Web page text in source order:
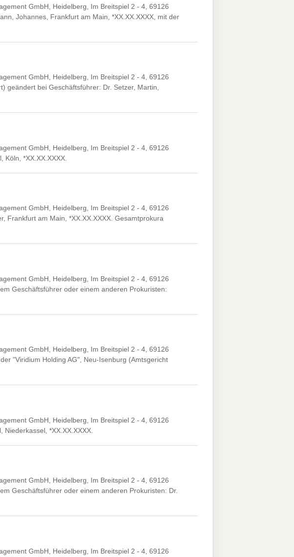
GmbH, Heidelberg, Im Breitspiel 2 - 4, 69126
Johannes, Frankfurt am Main, *XX.XX.XXXX, mit der
GmbH, Heidelberg, Im Breitspiel 2 - 4, 69126
geändert bei Geschäftsführer: Dr. Setzer, Martin,
GmbH, Heidelberg, Im Breitspiel 2 - 4, 69126
*XX.XX.XXXX.
GmbH, Heidelberg, Im Breitspiel 2 - 4, 69126
Frankfurt am Main, *XX.XX.XXXX. Gesamtprokura
GmbH, Heidelberg, Im Breitspiel 2 - 4, 69126
Geschäftsführer oder einem anderen Prokuristen:
GmbH, Heidelberg, Im Breitspiel 2 - 4, 69126
"Viridium Holding AG", Neu-Isenburg (Amtsgericht
GmbH, Heidelberg, Im Breitspiel 2 - 4, 69126
*XX.XX.XXXX.
GmbH, Heidelberg, Im Breitspiel 2 - 4, 69126
Geschäftsführer oder einem anderen Prokuristen: Dr.
GmbH, Heidelberg, Im Breitspiel 2 - 4, 69126